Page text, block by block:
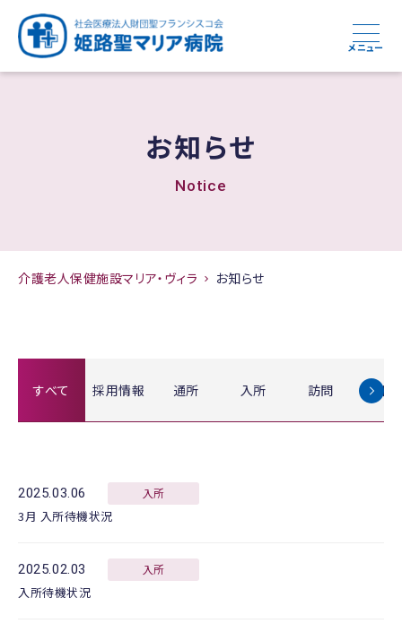
メニュー
お知らせ
Notice
介護老人保健施設マリア・ヴィラ お知らせ
すべて 採用情報 通所 入所 訪問 お知
2025.03.06 入所
3月 入所待機状況
2025.02.03 入所
入所待機状況